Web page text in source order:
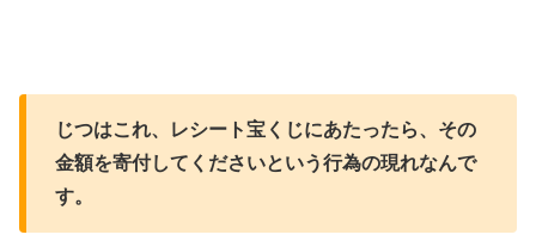
じつはこれ、レシート宝くじにあたったら、その
金額を寄付してくださいという行為の現れなんで
す。